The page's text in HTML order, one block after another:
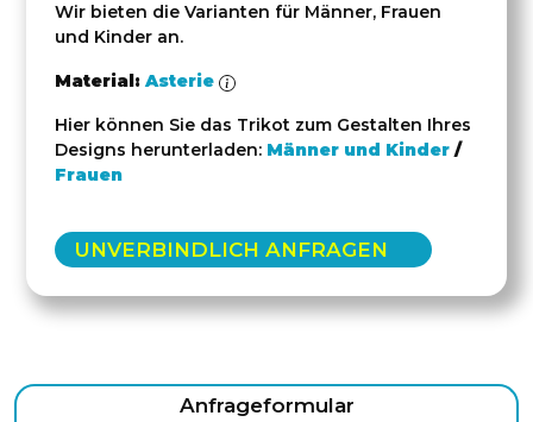
Wir bieten die Varianten für Männer, Frauen
und Kinder an.
Material: Asterie
Hier können Sie das Trikot zum Gestalten Ihres
Designs herunterladen: Männer und Kinder /
Frauen
UNVERBINDLICH ANFRAGEN
Anfrageformular